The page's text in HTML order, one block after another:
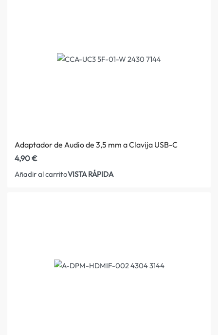
Adaptador de Audio de 3,5 mm a Clavija USB-C
4,90€
Añadir al carritoVISTA RÁPIDA